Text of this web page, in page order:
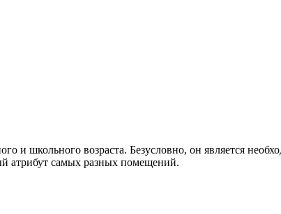
и школьного возраста. Безусловно, он является
атрибут самых разных помещений.